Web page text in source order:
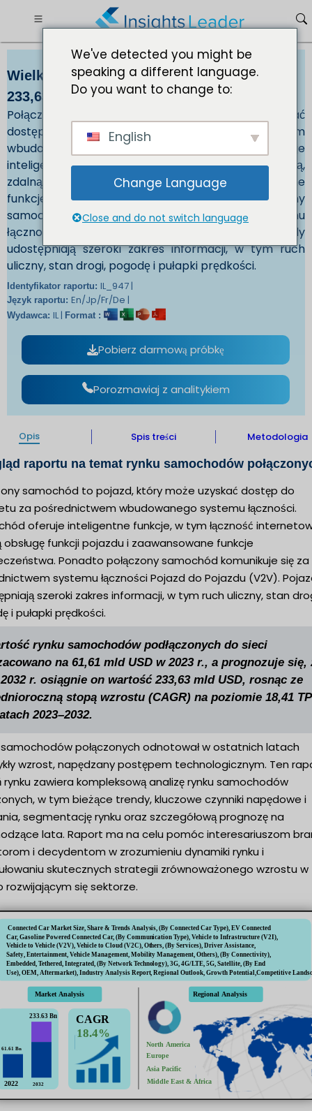
Wielkość rynku samochodów połączonych
233,63 mld USD do 2032 r.
Połączony samochód to pojazd, który może uzyskać
dostęp do Internetu za pośrednictwem
wbudowanego systemu łączności. Samochód oferuje
inteligentne funkcje, w tym łączność internetową,
zdalną obsługę funkcji pojazdu i zaawansowane
funkcje bezpieczeństwa. Ponadto połączony
samochód komunikuje się za pośrednictwem systemu
łączności Pojazd do Pojazdu (V2V). Pojazdy
udostępniają szeroki zakres informacji, w tym ruch
uliczny, stan drogi, pogodę i pułapki prędkości.
Identyfikator raportu: IL_947 |
Język raportu: En/Jp/Fr/De |
Wydawca: IL | Format :
Pobierz darmową próbkę
Porozmawiaj z analitykiem
Opis Spis treści Metodologia
raportu na temat rynku samochodów
samochód to pojazd, który może uzyskać dostęp do
za pośrednictwem wbudowanego systemu łączności.
oferuje inteligentne funkcje, w tym łączność
obsługę funkcji pojazdu i zaawansowane funkcje
Ponadto połączony samochód komunikuje się za
systemu łączności Pojazd do Pojazdu (V2V).
szeroki zakres informacji, w tym ruch uliczny, stan
i pułapki prędkości.
rynku samochodów podłączonych do sieci
na 61,61 mld USD w 2023 r., a prognozuje się,
r. osiągnie on wartość 233,63 mld USD, rosnąc ze
stopą wzrostu (CAGR) na poziomie 18,41
2023–2032.
samochodów połączonych odnotował w ostatnich latach
wzrost, napędzany postępem technologicznym. Ten
zawiera kompleksową analizę rynku samochodów
w tym bieżące trendy, kluczowe czynniki napędowe i
segmentację rynku oraz szczegółową prognozę na
lata. Raport ma na celu pomóc interesariuszom
i decydentom w zrozumieniu dynamiki rynku i
skutecznych strategii zrównoważonego wzrostu
rozwijającym się sektorze.
We've detected you might be
speaking a different language.
Do you want to change to:
English
Change Language
Close and do not switch language